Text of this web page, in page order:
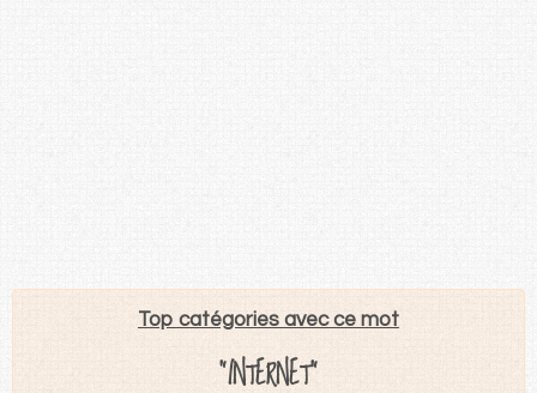
Top catégories avec ce mot
"INTERNET"